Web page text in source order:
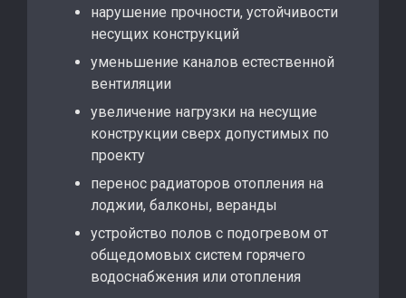
нарушение прочности, устойчивости
несущих конструкций
уменьшение каналов естественной
вентиляции
увеличение нагрузки на несущие
конструкции сверх допустимых по
проекту
перенос радиаторов отопления на
лоджии, балконы, веранды
устройство полов с подогревом от
общедомовых систем горячего
водоснабжения или отопления